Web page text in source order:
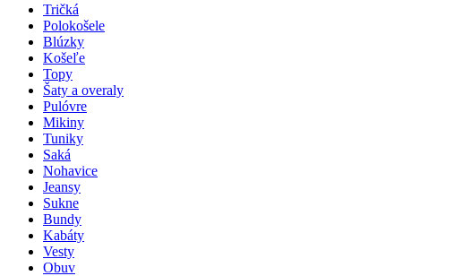
Tričká
Polokošele
Blúzky
Košeľe
Topy
Šaty a overaly
Pulóvre
Mikiny
Tuniky
Saká
Nohavice
Jeansy
Sukne
Bundy
Kabáty
Vesty
Obuv